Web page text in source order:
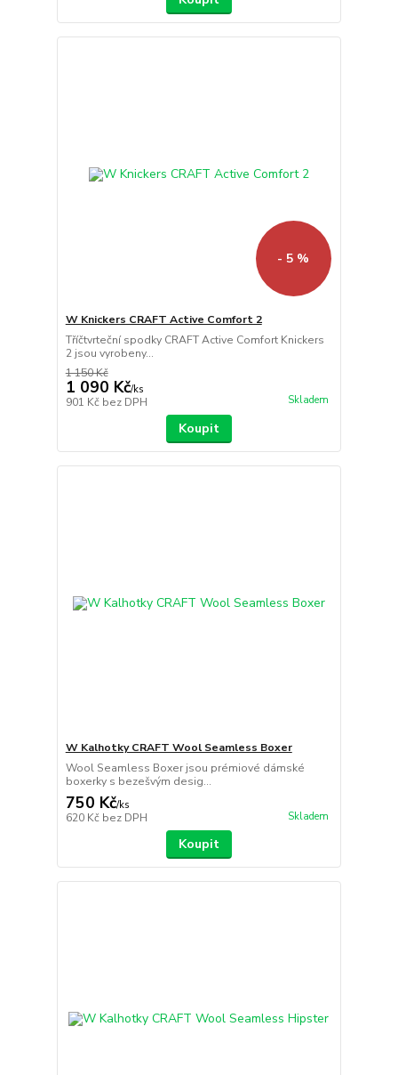
- 5 %
W Knickers CRAFT Active Comfort 2
Tříčtvrteční spodky CRAFT Active Comfort Knickers
2 jsou vyrobeny...
1 150 Kč
1 090 Kč/ks
901 Kč bez DPH Skladem
Koupit
W Kalhotky CRAFT Wool Seamless Boxer
Wool Seamless Boxer jsou prémiové dámské
boxerky s bezešvým desig...
750 Kč/ks
620 Kč bez DPH Skladem
Koupit